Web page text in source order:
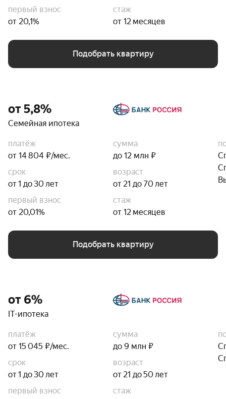
первый взнос
от 20,1%
стаж
от 12 месяцев
Подобрать квартиру
от 5,8%
Семейная ипотека
платёж
от 14 804 ₽/мес.
сумма
до 12 млн ₽
срок
от 1 до 30 лет
возраст
от 21 до 70 лет
первый взнос
от 20,01%
стаж
от 12 месяцев
Подобрать квартиру
от 6%
IT-ипотека
платёж
от 15 045 ₽/мес.
сумма
до 9 млн ₽
срок
от 1 до 30 лет
возраст
от 21 до 50 лет
первый взнос
стаж